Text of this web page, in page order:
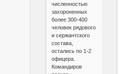
численностью
захороненных
более 300-400
человек рядового
и сержантского
состава,
остались по 1-2
офицера.
Командиров